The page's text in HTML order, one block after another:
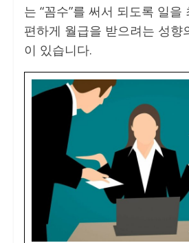
는 “꼼수”를 써서 되도록 일을
편하게 월급을 받으려는 성향
이 있습니다.